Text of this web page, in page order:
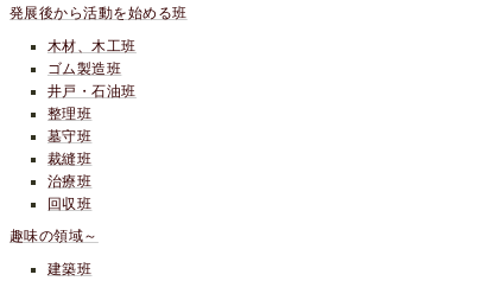
発展後から活動を始める班
木材、木工班
ゴム製造班
井戸・石油班
整理班
墓守班
裁縫班
治療班
回収班
趣味の領域～
建築班